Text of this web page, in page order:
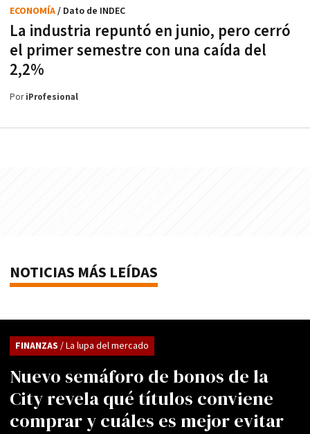
La industria repuntó en junio, pero cerró
el primer semestre con una caída del
2,2%
ECONOMÍA/ Dato de INDEC
PoriProfesional
NOTICIAS MÁS LEÍDAS
Nuevo semáforo de bonos de la
City revela qué títulos conviene
comprar y cuáles es mejor evitar
FINANZAS / La lupa del mercado